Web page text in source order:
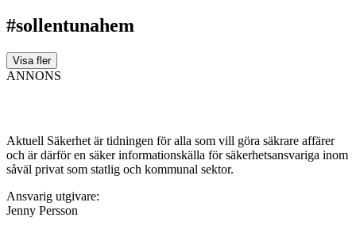
#sollentunahem
Visa fler
ANNONS
Aktuell Säkerhet är tidningen för alla som vill göra säkrare affärer
och är därför en säker informationskälla för säkerhets­ansvariga inom
såväl privat som statlig och kommunal sektor.
Ansvarig utgivare:
Jenny Persson